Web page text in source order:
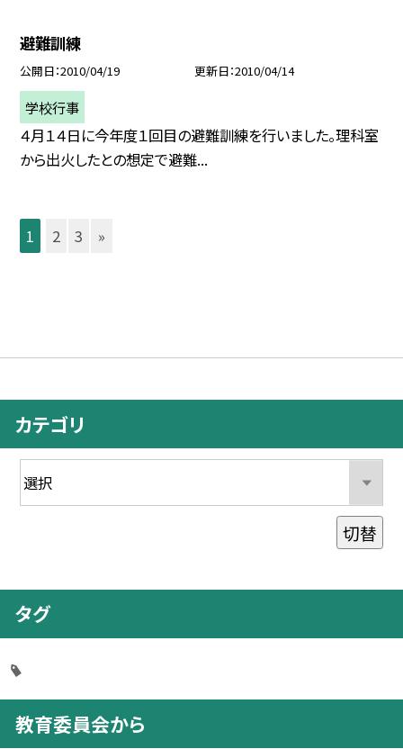
避難訓練
公開日 2010/04/19 更新日 2010/04/14
学校行事
４月１４日に今年度１回目の避難訓練を行いました。理科室
から出火したとの想定で避難...
1 2 3 »
カテゴリ
切替
タグ
教育委員会から